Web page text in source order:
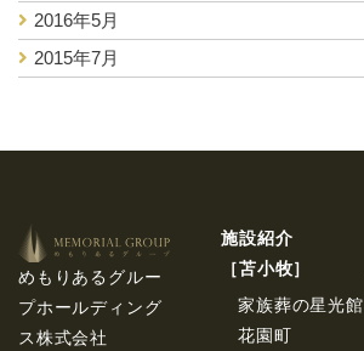
2016年5月
2015年7月
めもりあるグルー
プホールディング
ス株式会社
施設紹介
［苫⼩牧］
家族葬の星光館
花園町